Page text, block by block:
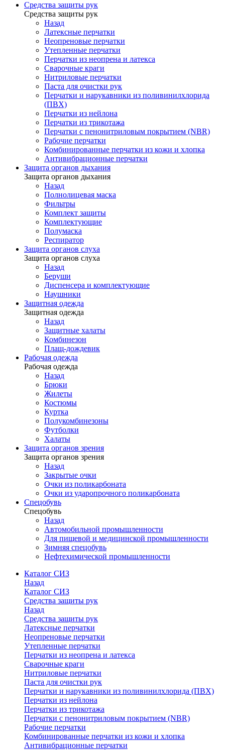
Средства защиты рук
Средства защиты рук
Назад
Латексные перчатки
Неопреновые перчатки
Утепленные перчатки
Перчатки из неопрена и латекса
Сварочные краги
Нитриловые перчатки
Паста для очистки рук
Перчатки и нарукавники из поливинилхлорида
(ПВХ)
Перчатки из нейлона
Перчатки из трикотажа
Перчатки с пенонитриловым покрытием (NBR)
Рабочие перчатки
Комбинированные перчатки из кожи и хлопка
Антивибрационные перчатки
Защита органов дыхания
Защита органов дыхания
Назад
Полнолицевая маска
Фильтры
Комплект защиты
Комплектующие
Полумаска
Респиратор
Защита органов слуха
Защита органов слуха
Назад
Беруши
Диспенсера и комплектующие
Наушники
Защитная одежда
Защитная одежда
Назад
Защитные халаты
Комбинезон
Плащ-дождевик
Рабочая одежда
Рабочая одежда
Назад
Брюки
Жилеты
Костюмы
Куртка
Полукомбинезоны
Футболки
Халаты
Защита органов зрения
Защита органов зрения
Назад
Закрытые очки
Очки из поликарбоната
Очки из ударопрочного поликарбоната
Спецобувь
Спецобувь
Назад
Автомобильной промышленности
Для пищевой и медицинской промышленности
Зимняя спецобувь
Нефтехимической промышленности
Каталог СИЗ
Назад
Каталог СИЗ
Средства защиты рук
Назад
Средства защиты рук
Латексные перчатки
Неопреновые перчатки
Утепленные перчатки
Перчатки из неопрена и латекса
Сварочные краги
Нитриловые перчатки
Паста для очистки рук
Перчатки и нарукавники из поливинилхлорида (ПВХ)
Перчатки из нейлона
Перчатки из трикотажа
Перчатки с пенонитриловым покрытием (NBR)
Рабочие перчатки
Комбинированные перчатки из кожи и хлопка
Антивибрационные перчатки